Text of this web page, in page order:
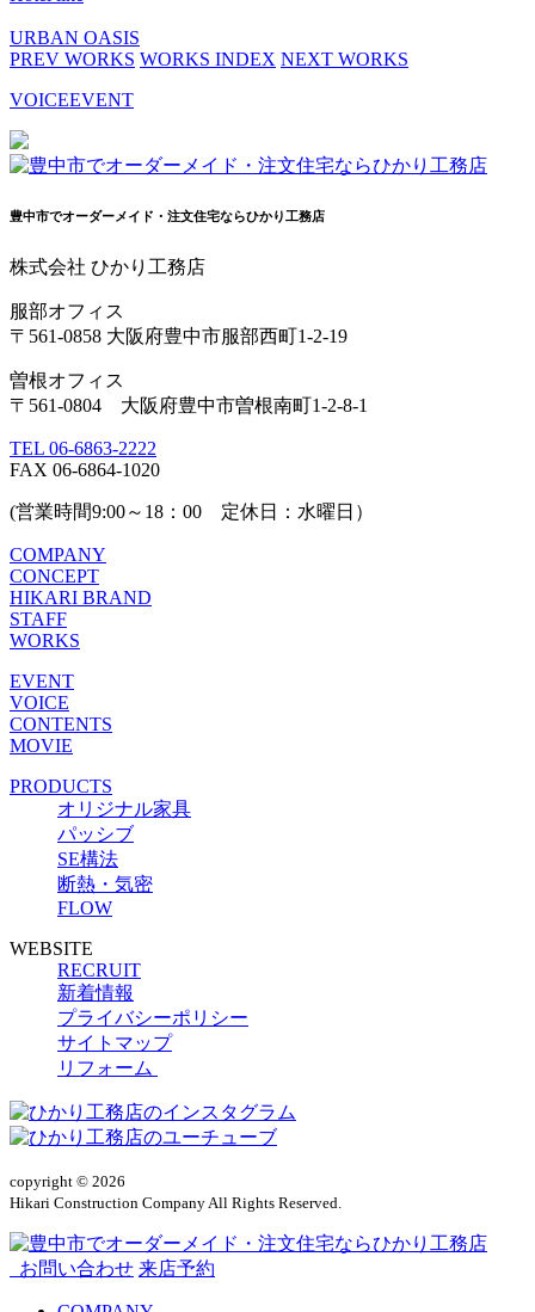
URBAN OASIS
PREV WORKS WORKS INDEX NEXT WORKS
VOICEEVENT
豊中市でオーダーメイド・注文住宅ならひかり工務店
株式会社 ひかり工務店
服部オフィス
〒561-0858 大阪府豊中市服部西町1-2-19
曽根オフィス
〒561-0804 大阪府豊中市曽根南町1-2-8-1
TEL 06-6863-2222
FAX 06-6864-1020
(営業時間9:00～18：00 定休日：水曜日）
COMPANY
CONCEPT
HIKARI BRAND
STAFF
WORKS
EVENT
VOICE
CONTENTS
MOVIE
PRODUCTS
オリジナル家具
パッシブ
SE構法
断熱・気密
FLOW
WEBSITE
RECRUIT
新着情報
プライバシーポリシー
サイトマップ
リフォーム
copyright © 2026
Hikari Construction Company All Rights Reserved.
お問い合わせ 来店予約